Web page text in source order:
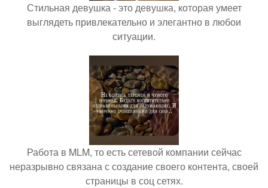
Стильная девушка - это девушка, которая умеет
выглядеть привлекательно и элегантно в любои
ситуации.
Работа в MLM, то есть сетевой компании сейчас
неразрывно связана с создание своего контента, своей
страницы в соц сетях.